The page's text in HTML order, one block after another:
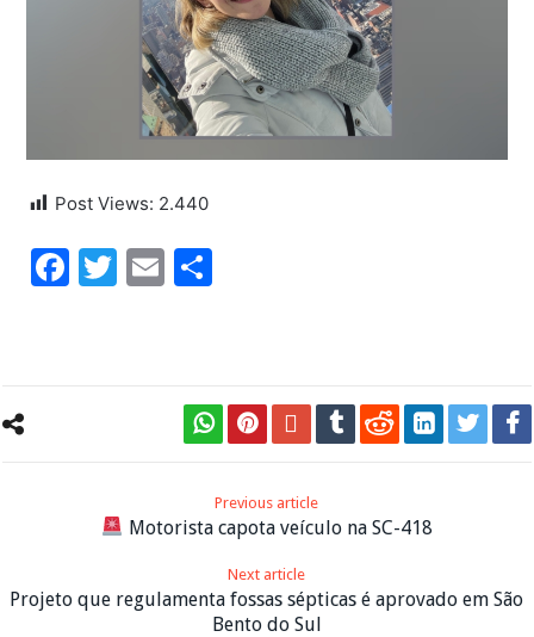
Post Views: 2.440
Facebook
Twitter
Email
Previous article
Motorista capota veículo na SC-418
Next article
Projeto que regulamenta fossas sépticas é aprovado em São
Bento do Sul